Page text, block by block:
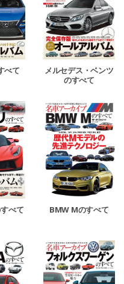
べて
メルセデス・ベンツ
のすべて
べて BMW Mのすべて